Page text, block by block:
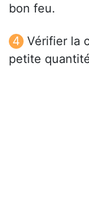
bon feu.
Vérifier la
petite